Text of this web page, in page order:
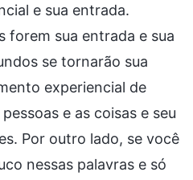
e sua entrada.
forem sua entrada e sua
se tornarão sua
experiencial de
e as coisas e seu
Por outro lado, se você
nessas palavras e só